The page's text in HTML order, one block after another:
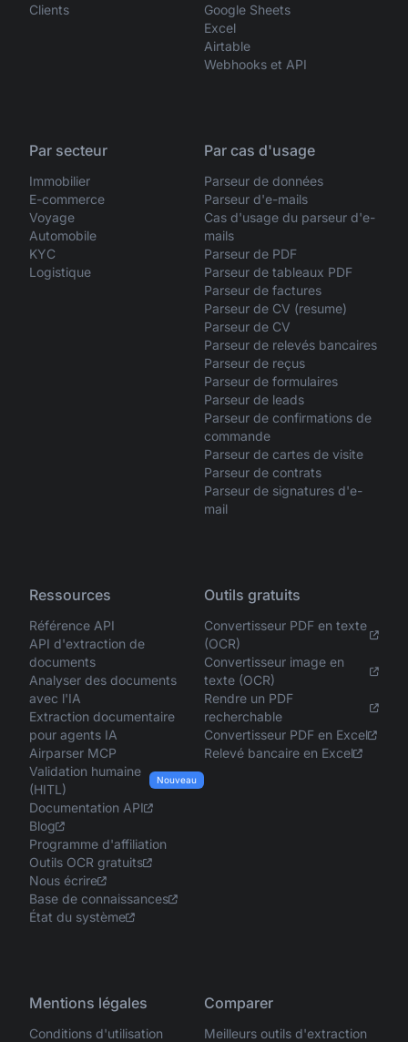
Clients
Google Sheets
Excel
Airtable
Webhooks et API
Par secteur
Immobilier
E-commerce
Voyage
Automobile
KYC
Logistique
Par cas d'usage
Parseur de données
Parseur d'e-mails
Cas d'usage du parseur d'e-
mails
Parseur de PDF
Parseur de tableaux PDF
Parseur de factures
Parseur de CV (resume)
Parseur de CV
Parseur de relevés bancaires
Parseur de reçus
Parseur de formulaires
Parseur de leads
Parseur de confirmations de
commande
Parseur de cartes de visite
Parseur de contrats
Parseur de signatures d'e-
mail
Ressources
Référence API
API d'extraction de
documents
Analyser des documents
avec l'IA
Extraction documentaire
pour agents IA
Airparser MCP
Validation humaine
(HITL)
Nouveau
Documentation API
Blog
Programme d'affiliation
Outils OCR gratuits
Nous écrire
Base de connaissances
État du système
Outils gratuits
Convertisseur PDF en texte
(OCR)
Convertisseur image en
texte (OCR)
Rendre un PDF
recherchable
Convertisseur PDF en Excel
Relevé bancaire en Excel
Mentions légales
Conditions d'utilisation
Comparer
Meilleurs outils d'extraction